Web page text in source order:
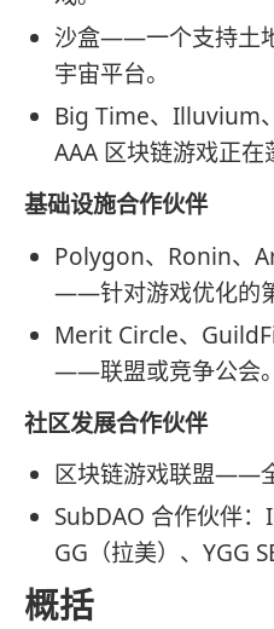
沙盒——一个支持土
宇宙平台。
Big Time、
AAA 区块链游戏正在
基础设施合作伙伴
Polygon、Ronin、
——针对游戏优化的
Merit Circle、
——联盟或竞争公会。
社区发展合作伙伴
区块链游戏联盟——
SubDAO 合作伙伴
GG（拉美）、YGG
概括